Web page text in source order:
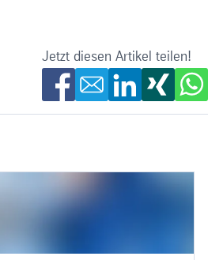
Jetzt diesen Artikel teilen!